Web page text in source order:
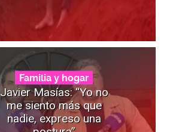
Familia y hogar
Javier Masías: “Yo no
me siento más que
nadie, expreso una